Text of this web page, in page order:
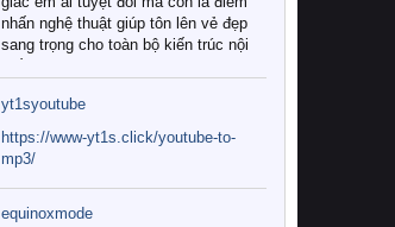
nhấn nghệ thuật giúp tôn lên vẻ đẹp
sang trọng cho toàn bộ kiến trúc nội
Tuy nhiên, giữa thị trường đa dạng
với vô vàn thương hiệu và mẫu mã
như hiện nay, làm thế nào để chọn
được những bộ chăn ga gối đệm cao
cấp thực sự chất lượng, phù hợp với
khí hậu và nhu cầu sử dụng của gia
yt1syoutube
https://www-yt1s.click/youtube-to-
mp3/
equinoxmode